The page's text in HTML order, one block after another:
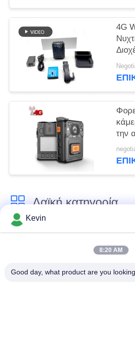
SITEMAP
ΠΟΛΙΤΙΚΉ
ΑΠΟΡΡΉΤΟΥ
4G
ήχου
την
Λαϊκή κατηγορία
Φορεμένες
4G φορεμένη σώμα
Kevin
8:20 AM
Good day, what product are you